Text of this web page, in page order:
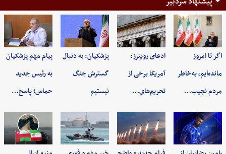
اگر تا امروز
مانده‌ایم، به‌خاطر
مردم نجیب…
ادعای رویترز:
آمریکا برخی از
تحریم‌های…
پزشکیان: به‌ دنبال
گسترش جنگ
نیستیم
پیام مهم پزشکیان
به رئیس جدید
حماس؛ پاسخ…